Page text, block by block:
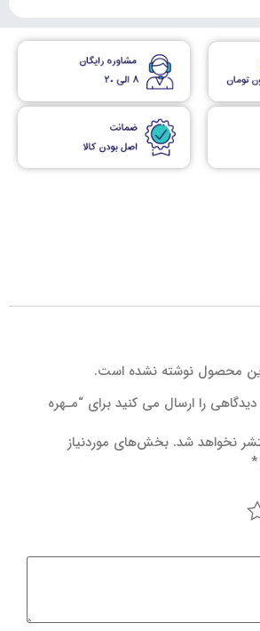
محصول نوشته نشده است.
را ارسال می کنید برای “مـهره
نخواهد شد. بخش‌های موردنیاز
*